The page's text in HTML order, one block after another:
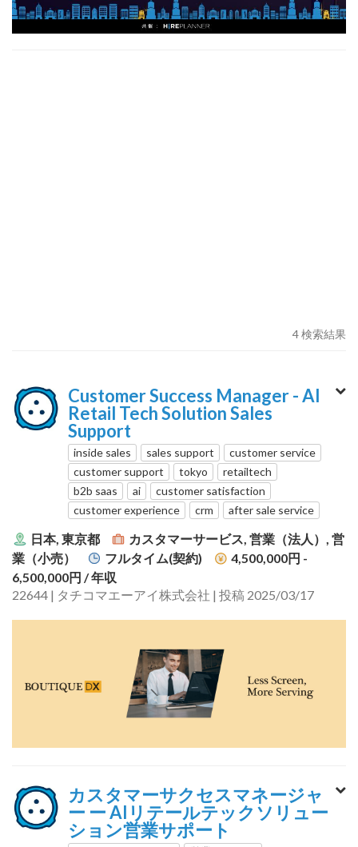
4 検索結果
Customer Success Manager - AI
Retail Tech Solution Sales
Support
inside sales sales support
customer service
customer support
tokyo
retailtech
b2b saas
ai
customer satisfaction
customer experience
crm after sale service
日本, 東京都
カスタマーサービス, 営業（法人）, 営
業（小売）
フルタイム(契約)
4,500,000円 -
6,500,000円 / 年収
22644 | タチコマエーアイ株式会社 | 投稿 2025/03/17
カスタマーサクセスマネージャ
ー ー AIリテールテックソリュー
ション営業サポート